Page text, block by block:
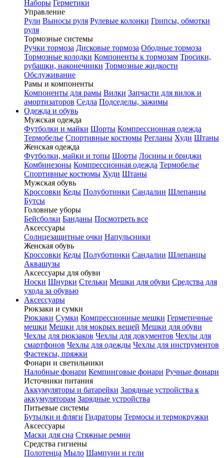
Наборы Герметики
Управление
Рули Выносы руля Рулевые колонки Грипсы, обмотки
руля
Тормозные системы
Ручки тормоза Дисковые тормоза Ободные тормоза
Тормозные колодки Компоненты к тормозам Тросики,
рубашки, наконечники Тормозные жидкости
Обслуживание
Рамы и компоненты
Компоненты для рамы Вилки Запчасти для вилок и
амортизаторов Седла Подседелы, зажимы
Одежда и обувь
Мужская одежда
Футболки и майки Шорты Компрессионная одежда
Термобелье Спортивные костюмы Регланы Худи Штаны
Женская одежда
Футболки, майки и топы Шорты Лосины и бриджи
Комбинезоны Компрессионная одежда Термобелье
Спортивные костюмы Худи Штаны
Мужская обувь
Кроссовки Кеды Полуботинки Сандалии Шлепанцы
Бутсы
Головные уборы
Бейсболки Банданы Посмотреть все
Аксессуары
Солнцезащитные очки Напульсники
Женская обувь
Кроссовки Кеды Полуботинки Сандалии Шлепанцы
Аквашузы
Аксессуары для обуви
Носки Шнурки Стельки Мешки для обуви Средства для
ухода за обувью
Аксессуары
Рюкзаки и сумки
Рюкзаки Сумки Компрессионные мешки Герметичные
мешки Мешки для мокрых вещей Мешки для обуви
Чехлы для рюкзаков Чехлы для документов Чехлы для
смартфонов Чехлы для одежды Чехлы для инструментов
Фастексы, пряжки
Фонари и светильники
Налобные фонари Кемпинговые фонари Ручные фонари
Источники питания
Аккумуляторы и батарейки Зарядные устройства к
аккумуляторам Зарядные устройства
Питьевые системы
Бутылки и фляги Гидраторы Термосы и термокружки
Аксессуары
Маски для сна Стяжные ремни
Средства гигиены
Полотенца Мыло Шампуни и гели